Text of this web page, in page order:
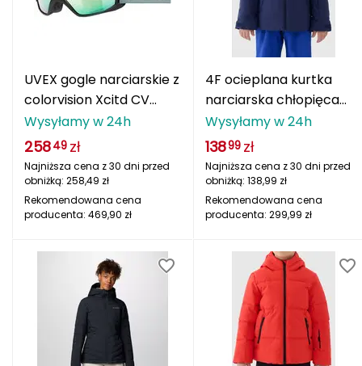
IGLOO
INNY
Icebreaker
UVEX gogle narciarskie z
colorvision Xcitd CV
zielone
Wysyłamy w 24h
25849 zł
Najniższa cena z 30 dni przed
obniżką: 258,49 zł
Rekomendowana cena
producenta: 469,90 zł
4F ocieplana kurtka
narciarska chłopięca
4FJWAW25TTJAM0821
granatowa
Wysyłamy w 24h
13899 zł
Najniższa cena z 30 dni przed
obniżką: 138,99 zł
Rekomendowana cena
producenta: 299,99 zł